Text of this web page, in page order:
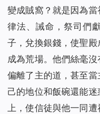
變成賊窩？就是因為
律法、誡命，祭司們
子，兌換銀錢，使聖
成為荒場。他們絲毫
偏離了主的道，甚至
己的地位和飯碗還能
上，使信徒與他一同